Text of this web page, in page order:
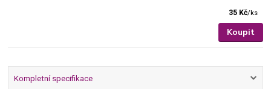
35 Kč/ks
Koupit
Kompletní specifikace